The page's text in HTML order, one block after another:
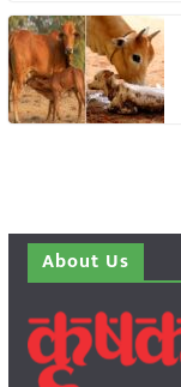
About Us